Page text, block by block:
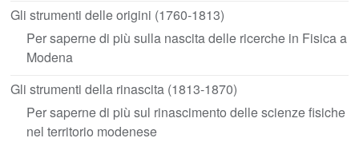
Gli strumenti delle origini (1760-1813)
Per saperne di più sulla nascita delle ricerche in Fisica a
Modena
Gli strumenti della rinascita (1813-1870)
Per saperne di più sul rinascimento delle scienze fisiche
nel territorio modenese